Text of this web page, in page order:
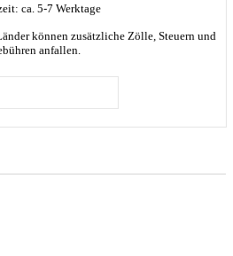
ca. 5-7 Werktage
können zusätzliche Zölle, Steuern und
anfallen.